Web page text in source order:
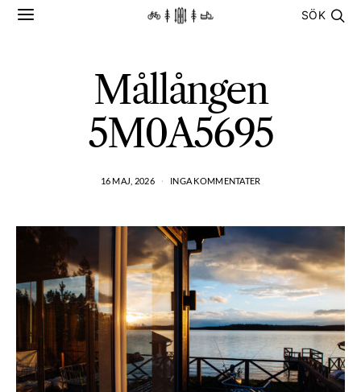
SÖK
Mållången
5M0A5695
16 MAJ, 2026 INGA KOMMENTATER